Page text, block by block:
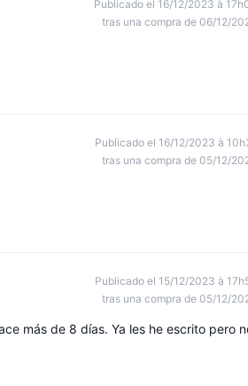
Publicado el 16/12/2023 à
tras una compra de 06/12/
Publicado el 16/12/2023 à
tras una compra de 05/12/
Publicado el 15/12/2023 à
tras una compra de 05/12/
más de 8 días. Ya les he escrito pero